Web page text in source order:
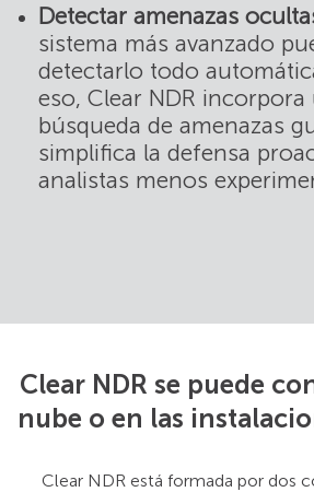
Detectar amenazas
sistema más avanzado
detectarlo todo
eso, Clear NDR incorpora
búsqueda de amenazas
simplifica la defensa
analistas menos
Clear NDR se puede
nube o en las
Clear NDR está formada por dos